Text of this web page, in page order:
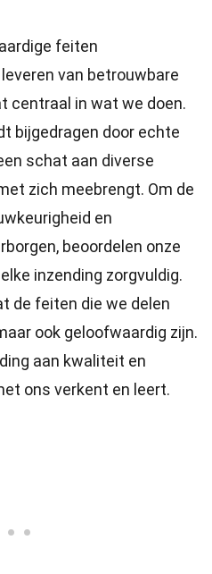
feiten
van betrouwbare
centraal in wat we doen.
bijgedragen door echte
schat aan diverse
zich meebrengt. Om de
en
beoordelen onze
elke inzending zorgvuldig.
de feiten die we delen
ook geloofwaardig zijn.
aan kwaliteit en
ons verkent en leert.